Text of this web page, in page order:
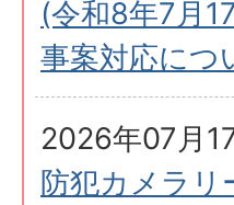
(令和8年7月
事案対応につ
2026年07月
防犯カメラリ